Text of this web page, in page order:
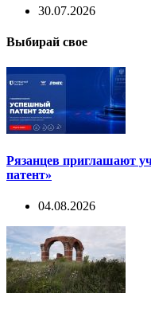
30.07.2026
Выбирай свое
Рязанцев приглашают
патент»
04.08.2026